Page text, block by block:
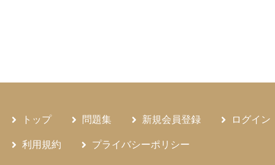
トップ 問題集 新規会員登録 ログイン
利用規約 プライバシーポリシー